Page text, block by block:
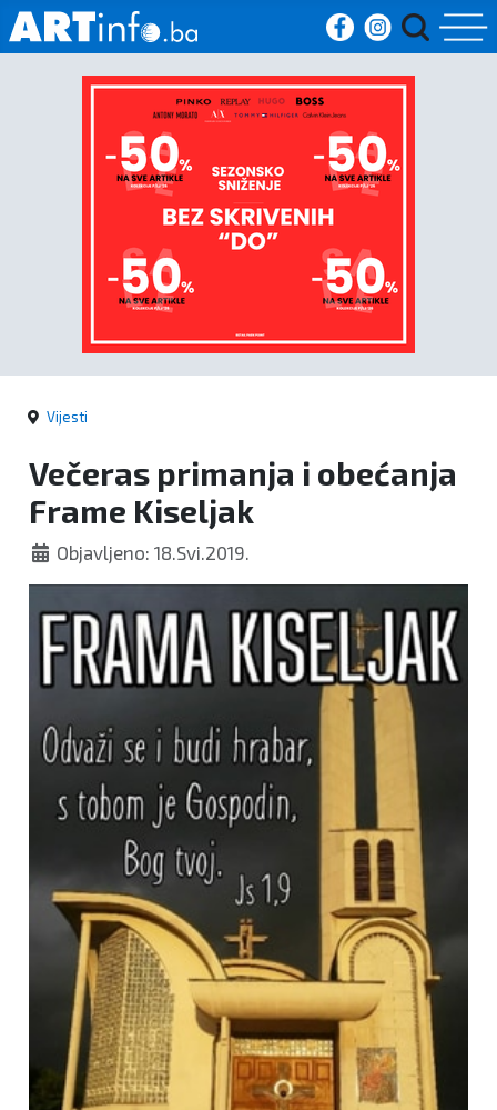
Početna
Vijesti
Kultura
Crna
kronika
Politika
Zanimljivosti
Vijesti
Večeras primanja i obećanja
Frame Kiseljak
Objavljeno: 18.Svi.2019.